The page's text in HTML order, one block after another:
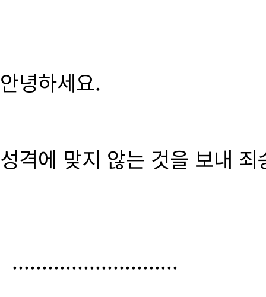
안녕하세요.
성격에 맞지 않는 것을 보내
............................